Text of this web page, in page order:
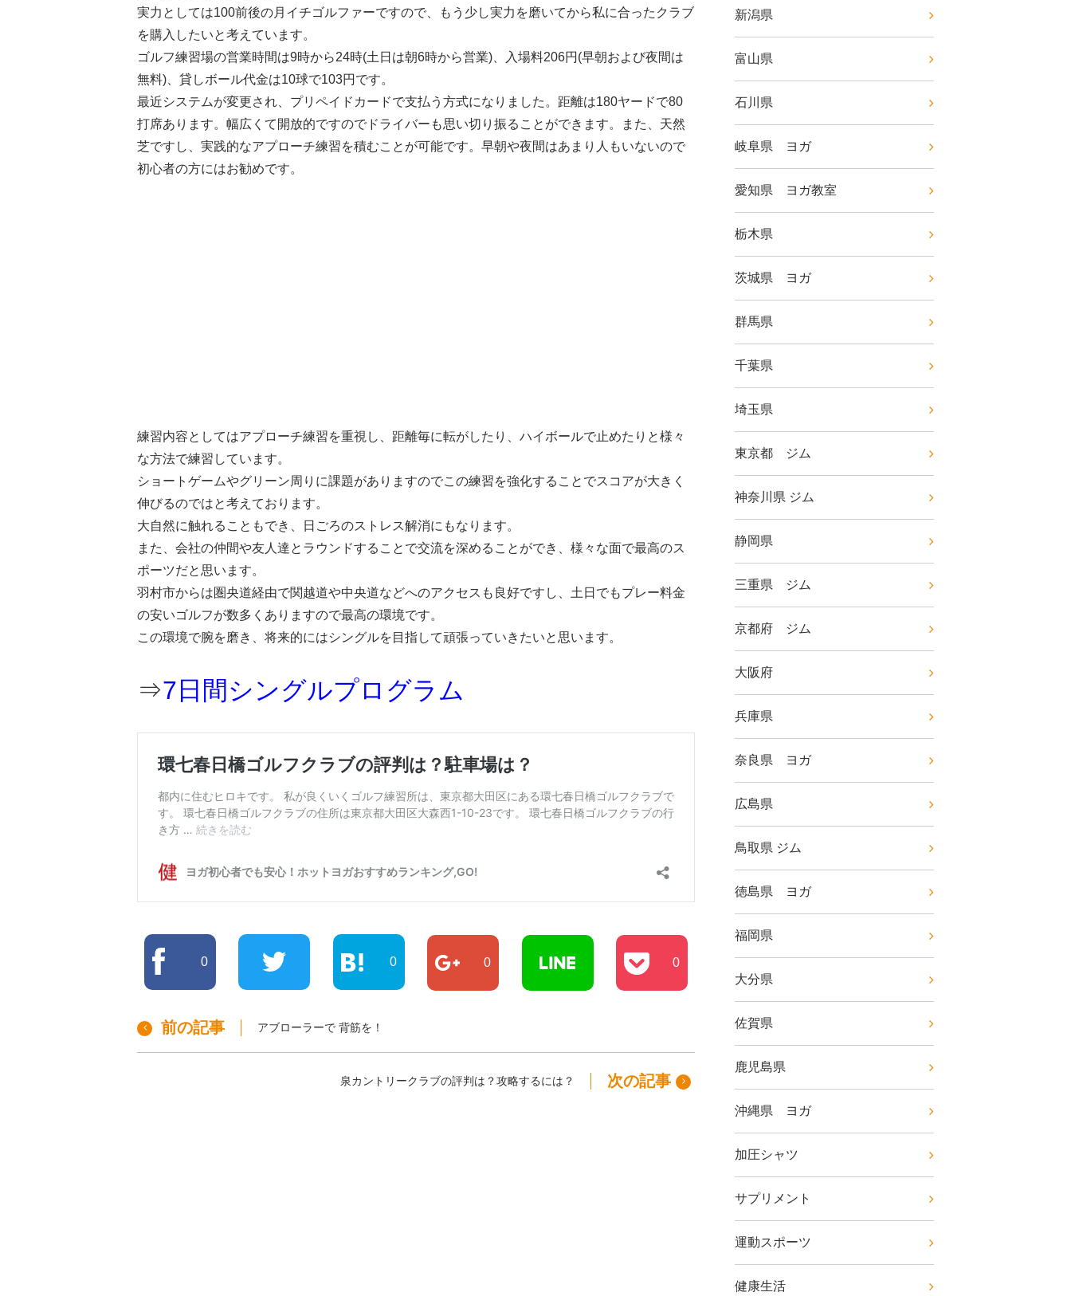
実力としては100前後の月イチゴルファーですので、もう少し実力を磨いてから私に合ったクラブ
を購入したいと考えています。
ゴルフ練習場の営業時間は9時から24時(土日は朝6時から営業)、入場料206円(早朝および夜間は
無料)、貸しボール代金は10球で103円です。
最近システムが変更され、プリペイドカードで支払う方式になりました。距離は180ヤードで80
打席あります。幅広くて開放的ですのでドライバーも思い切り振ることができます。また、天然
芝ですし、実践的なアプローチ練習を積むことが可能です。早朝や夜間はあまり人もいないので
初心者の方にはお勧めです。
練習内容としてはアプローチ練習を重視し、距離毎に転がしたり、ハイボールで止めたりと様々
な方法で練習しています。
ショートゲームやグリーン周りに課題がありますのでこの練習を強化することでスコアが大きく
伸びるのではと考えております。
大自然に触れることもでき、日ごろのストレス解消にもなります。
また、会社の仲間や友人達とラウンドすることで交流を深めることができ、様々な面で最高のス
ポーツだと思います。
羽村市からは圏央道経由で関越道や中央道などへのアクセスも良好ですし、土日でもプレー料金
の安いゴルフが数多くありますので最高の環境です。
この環境で腕を磨き、将来的にはシングルを目指して頑張っていきたいと思います。
⇒7日間シングルプログラム
0 0 0 0
前の記事 アブローラーで 背筋を！
次の記事
泉カントリークラブの評判は？攻略するには？
新潟県
富山県
石川県
岐阜県 ヨガ
愛知県 ヨガ教室
栃木県
茨城県 ヨガ
群馬県
千葉県
埼玉県
東京都 ジム
神奈川県 ジム
静岡県
三重県 ジム
京都府 ジム
大阪府
兵庫県
奈良県 ヨガ
広島県
鳥取県 ジム
徳島県 ヨガ
福岡県
大分県
佐賀県
鹿児島県
沖縄県 ヨガ
加圧シャツ
サプリメント
運動スポーツ
健康生活